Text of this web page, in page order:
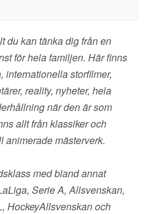
du kan tänka dig från en
för hela familjen. Här finns
internationella storfilmer,
reality, nyheter, hela
när den är som
allt från klassiker och
animerade mästerverk.
med bland annat
Serie A, Allsvenskan,
HockeyAllsvenskan och